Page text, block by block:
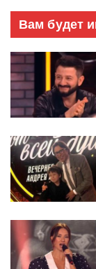
Вам будет